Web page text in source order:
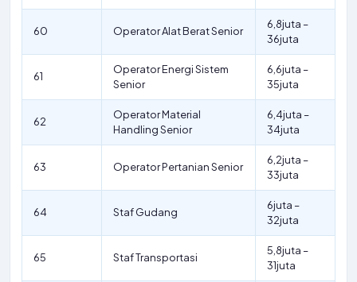
60 Operator Alat Berat Senior
6,8juta –
36juta
61
Operator Energi Sistem
Senior
6,6juta –
35juta
62
Operator Material
Handling Senior
6,4juta –
34juta
63 Operator Pertanian Senior
6,2juta –
33juta
64 Staf Gudang
6juta –
32juta
65 Staf Transportasi
5,8juta –
31juta